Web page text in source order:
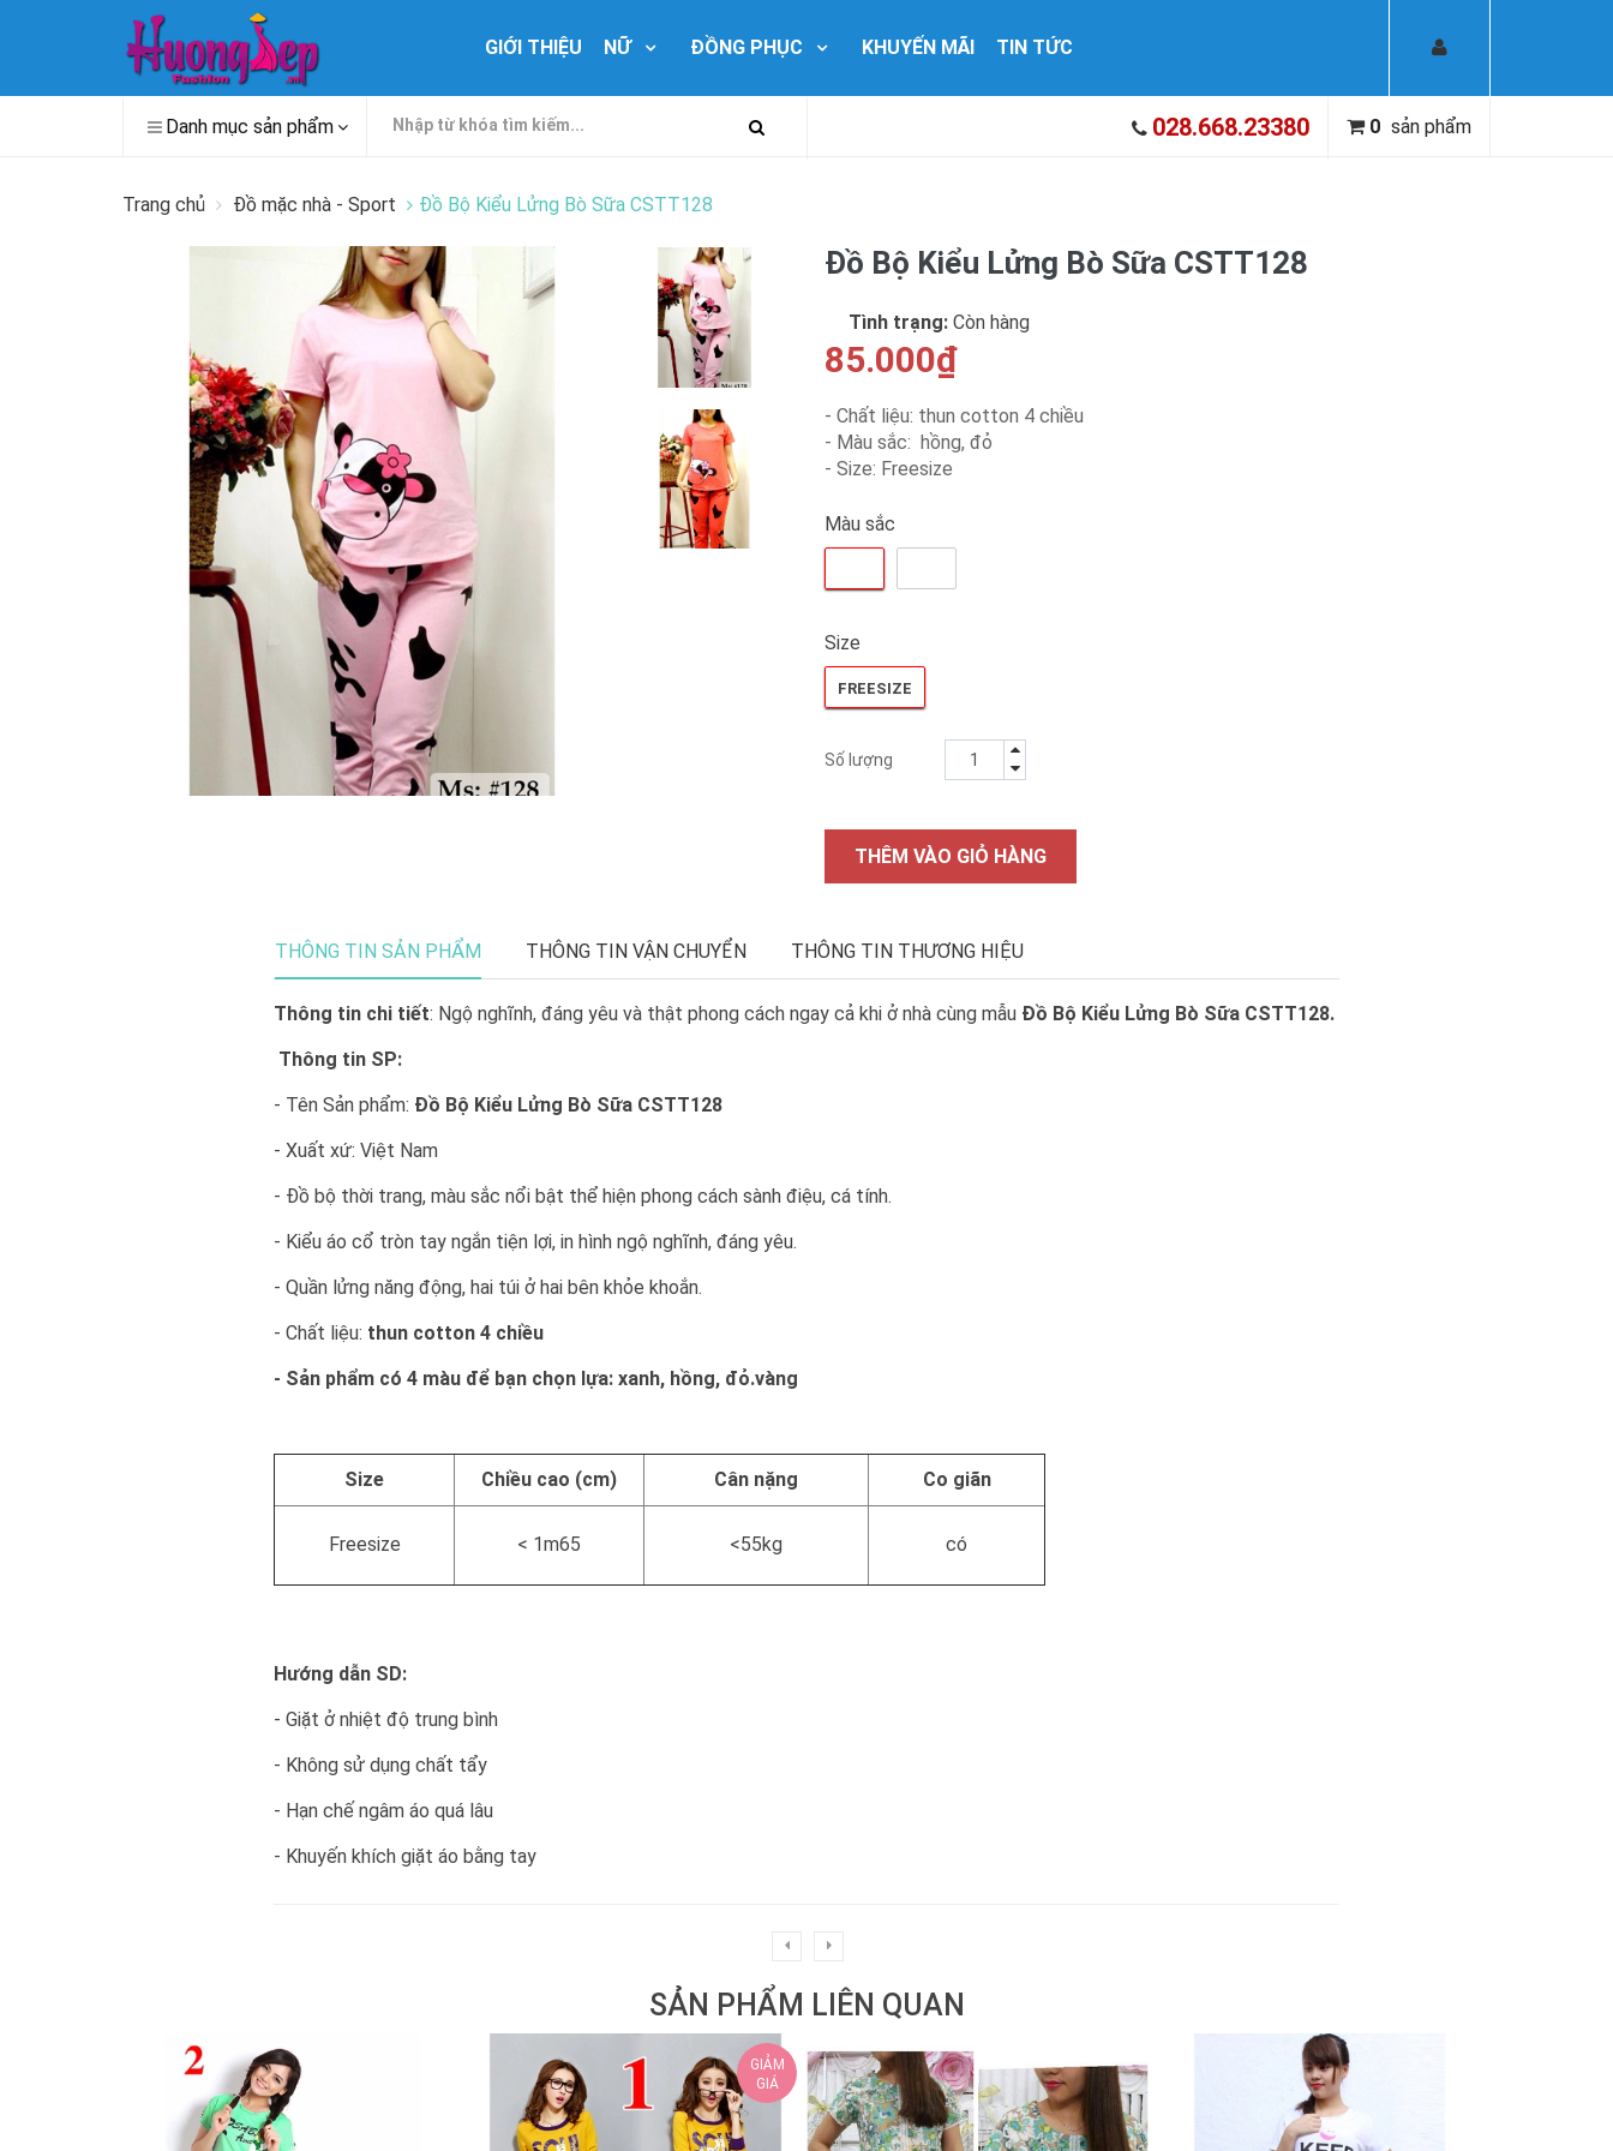
GIỚI THIỆU NỮ ĐỒNG PHỤC KHUYẾN MÃI TIN TỨC
Danh mục sản phẩm 0 sản phẩm
028.668.23380
Trang chủ Đồ mặc nhà - Sport Đồ Bộ Kiểu Lửng Bò Sữa CSTT128
Đồ Bộ Kiểu Lửng Bò Sữa CSTT128
Tình trạng: Còn hàng
85.000₫
- Chất liệu: thun cotton 4 chiều
- Màu sắc: hồng, đỏ
- Size: Freesize
Màu sắc
Size
FREESIZE
Số lượng
THÊM VÀO GIỎ HÀNG
THÔNG TIN SẢN PHẨM THÔNG TIN VẬN CHUYỂN THÔNG TIN THƯƠNG HIỆU
Thông tin chi tiết: Ngộ nghĩnh, đáng yêu và thật phong cách ngay cả khi ở nhà cùng mẫu Đồ Bộ Kiểu Lửng Bò Sữa CSTT128.
Thông tin SP:
- Tên Sản phẩm: Đồ Bộ Kiểu Lửng Bò Sữa CSTT128
- Xuất xứ: Việt Nam
- Đồ bộ thời trang, màu sắc nổi bật thể hiện phong cách sành điệu, cá tính.
- Kiểu áo cổ tròn tay ngắn tiện lợi, in hình ngộ nghĩnh, đáng yêu.
- Quần lửng năng động, hai túi ở hai bên khỏe khoắn.
- Chất liệu: thun cotton 4 chiều
- Sản phẩm có 4 màu để bạn chọn lựa: xanh, hồng, đỏ.vàng
Size Chiều cao (cm) Cân nặng Co giãn
Freesize < 1m65 <55kg có
Hướng dẫn SD:
- Giặt ở nhiệt độ trung bình
- Không sử dụng chất tẩy
- Hạn chế ngâm áo quá lâu
- Khuyến khích giặt áo bằng tay
SẢN PHẨM LIÊN QUAN
GIẢM
GIÁ